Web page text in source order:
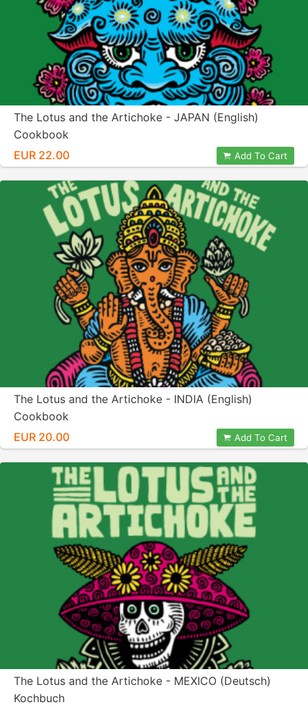
The Lotus and the Artichoke - JAPAN (English)
Cookbook
EUR 22.00
Add To Cart
The Lotus and the Artichoke - INDIA (English)
Cookbook
EUR 20.00
Add To Cart
The Lotus and the Artichoke - MEXICO (Deutsch)
Kochbuch